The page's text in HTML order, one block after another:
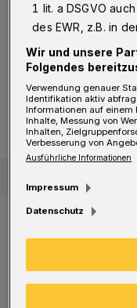
den Autobahnen
zurzeit.
Erster Schnee
Wintereinbruch in
Erster Schnee
nach Priorität
anderem
und für
1 lit. a DSGVO
des EWR, z.B. in
Wir und unsere
Folgendes
Verwendung genauer
Identifikation aktiv
Informationen auf einem
Inhalte, Messung von
Inhalten,
Verbesserung von
Ausführliche Informationen
Impressum
Datenschutz